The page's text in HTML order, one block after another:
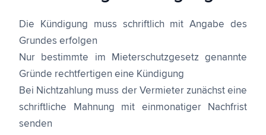
Die Kündigung muss schriftlich mit Angabe des
Grundes erfolgen
Nur bestimmte im Mieterschutzgesetz genannte
Gründe rechtfertigen eine Kündigung
Bei Nichtzahlung muss der Vermieter zunächst eine
schriftliche Mahnung mit einmonatiger Nachfrist
senden